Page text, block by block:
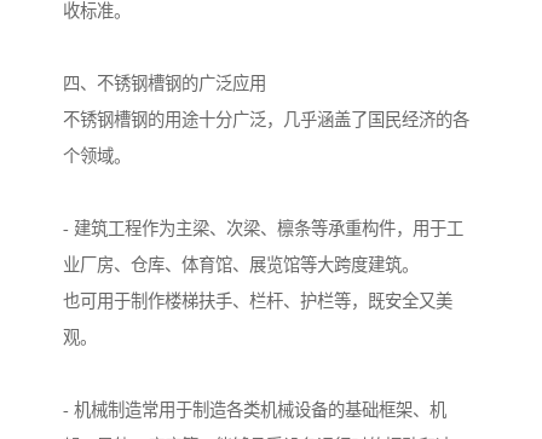
收标准。
四、不锈钢槽钢的广泛应用
不锈钢槽钢的用途十分广泛，几乎涵盖了国民经济的各
个领域。
- 建筑工程作为主梁、次梁、檩条等承重构件，用于工
业厂房、仓库、体育馆、展览馆等大跨度建筑。
也可用于制作楼梯扶手、栏杆、护栏等，既安全又美
观。
- 机械制造常用于制造各类机械设备的基础框架、机